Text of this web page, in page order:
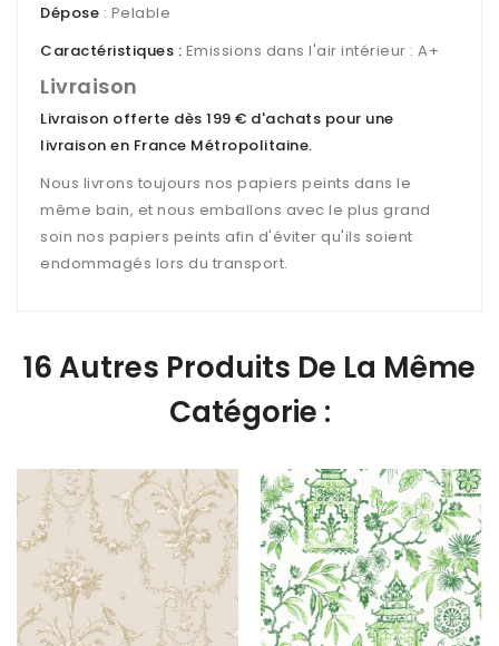
Dépose : Pelable
Caractéristiques : Emissions dans l'air intérieur : A+
Livraison
Livraison offerte dès 199 € d'achats pour une
livraison en France Métropolitaine.
Nous livrons toujours nos papiers peints dans le
même bain, et nous emballons avec le plus grand
soin nos papiers peints afin d'éviter qu'ils soient
endommagés lors du transport.
16 Autres Produits De La Même
Catégorie :